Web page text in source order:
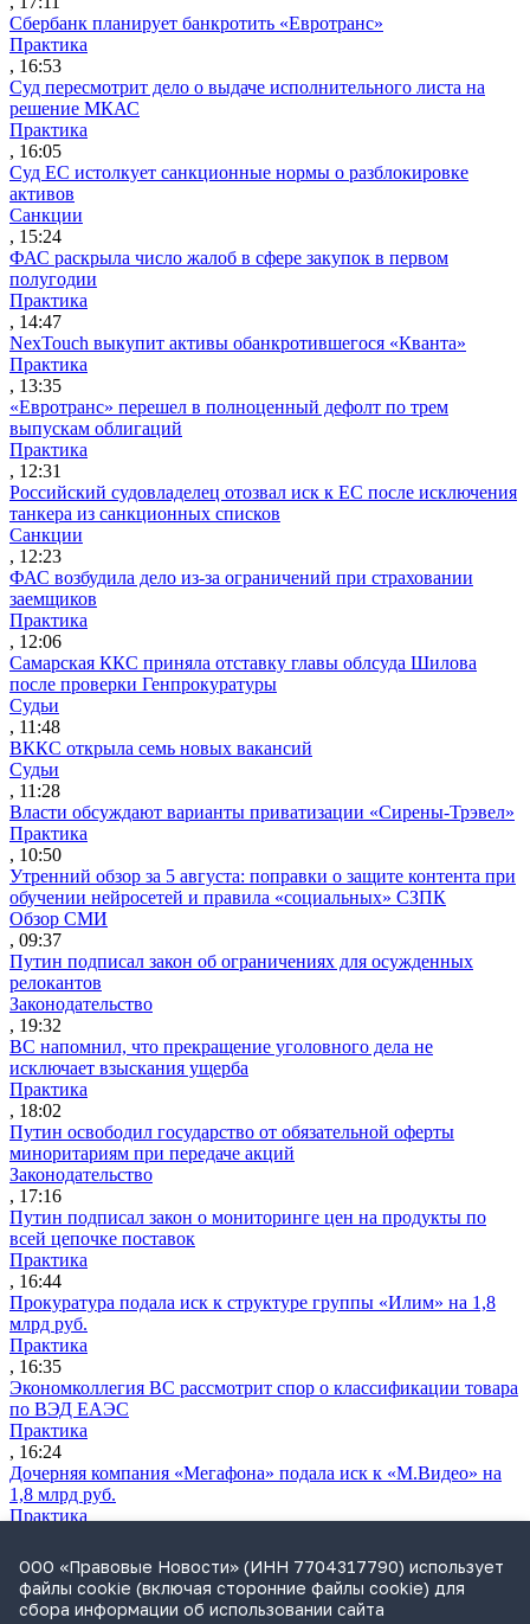
Сбербанк планирует банкротить «Евротранс»
Практика
, 16:53
Суд пересмотрит дело о выдаче исполнительного листа на
решение МКАС
Практика
, 16:05
Суд ЕС истолкует санкционные нормы о разблокировке
активов
Санкции
, 15:24
ФАС раскрыла число жалоб в сфере закупок в первом
полугодии
Практика
, 14:47
NexTouch выкупит активы обанкротившегося «Кванта»
Практика
, 13:35
«Евротранс» перешел в полноценный дефолт по трем
выпускам облигаций
Практика
, 12:31
Российский судовладелец отозвал иск к ЕС после исключения
танкера из санкционных списков
Санкции
, 12:23
ФАС возбудила дело из-за ограничений при страховании
заемщиков
Практика
, 12:06
Самарская ККС приняла отставку главы облсуда Шилова
после проверки Генпрокуратуры
Судьи
, 11:48
ВККС открыла семь новых вакансий
Судьи
, 11:28
Власти обсуждают варианты приватизации «Сирены-Трэвел»
Практика
, 10:50
Утренний обзор за 5 августа: поправки о защите контента при
обучении нейросетей и правила «социальных» СЗПК
Обзор СМИ
, 09:37
Путин подписал закон об ограничениях для осужденных
релокантов
Законодательство
, 19:32
ВС напомнил, что прекращение уголовного дела не
исключает взыскания ущерба
Практика
, 18:02
Путин освободил государство от обязательной оферты
миноритариям при передаче акций
Законодательство
, 17:16
Путин подписал закон о мониторинге цен на продукты по
всей цепочке поставок
Практика
, 16:44
Прокуратура подала иск к структуре группы «Илим» на 1,8
млрд руб.
Практика
, 16:35
Экономколлегия ВС рассмотрит спор о классификации товара
по ВЭД ЕАЭС
Практика
, 16:24
Дочерняя компания «Мегафона» подала иск к «М.Видео» на
1,8 млрд руб.
Практика
СИП проверит отмену патента на систему управления
устройствами после возражений «Яндекса»
Практика
ООО «Правовые Новости» (ИНН 7704317790) использует
файлы cookie (включая сторонние файлы cookie) для
сбора информации об использовании сайта